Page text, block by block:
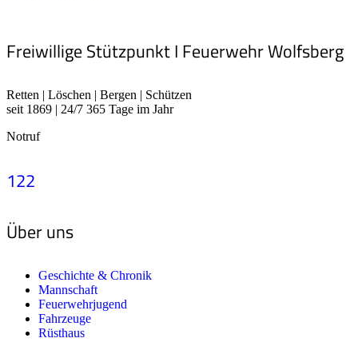
Freiwillige Stützpunkt I Feuerwehr Wolfsberg
Retten | Löschen | Bergen | Schützen
seit 1869 | 24/7 365 Tage im Jahr
Notruf
122
Über uns
Geschichte & Chronik
Mannschaft
Feuerwehrjugend
Fahrzeuge
Rüsthaus